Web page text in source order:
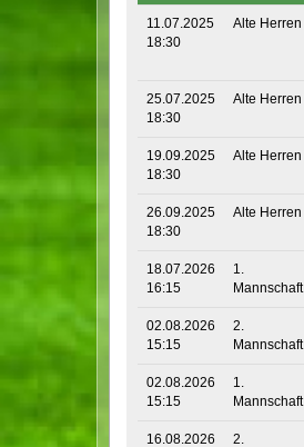
11.07.2025
18:30
Alte Herren
25.07.2025
18:30
Alte Herren
19.09.2025
18:30
Alte Herren
26.09.2025
18:30
Alte Herren
18.07.2026
16:15
1.
Mannschaft
02.08.2026
15:15
2.
Mannschaft
02.08.2026
15:15
1.
Mannschaft
16.08.2026
2.